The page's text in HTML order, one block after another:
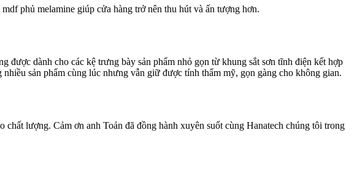
phủ melamine giúp cửa hàng trở nên thu hút và ấn tượng hơn.
dành cho các kệ trưng bày sản phẩm nhỏ gọn từ khung sắt sơn tĩnh điện kết hợp
sản phẩm cùng lúc nhưng vẫn giữ được tính thẩm mỹ, gọn gàng cho không gian.
lượng. Cảm ơn anh Toản đã đồng hành xuyên suốt cùng Hanatech chúng tôi trong